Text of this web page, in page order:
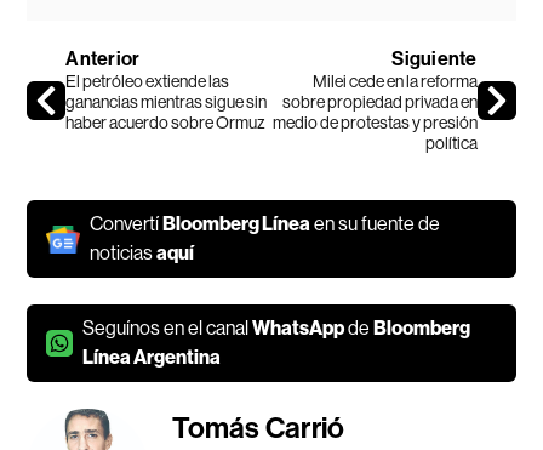
Anterior
El petróleo extiende las
ganancias mientras sigue sin
haber acuerdo sobre Ormuz
Siguiente
Milei cede en la reforma
sobre propiedad privada en
medio de protestas y presión
política
Convertí Bloomberg Líneaen su fuente de
noticiasaquí
Seguínos en el canalWhatsAppde Bloomberg
Línea Argentina
Tomás Carrió